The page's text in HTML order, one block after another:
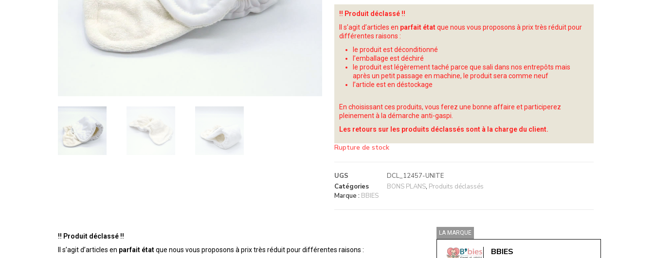
!! Produit déclassé !!
Il s’agit d’articles en parfait état que nous vous proposons à prix très réduit pour
différentes raisons :
le produit est déconditionné
l’emballage est déchiré
le produit est légèrement taché parce que sali dans nos entrepôts mais
après un petit passage en machine, le produit sera comme neuf
l’article est en déstockage
En choisissant ces produits, vous ferez une bonne affaire et participerez
pleinement à la démarche anti-gaspi.
Les retours sur les produits déclassés sont à la charge du client.
Rupture de stock
UGS
DCL_12457-UNITE
Catégories
BONS PLANS, Produits déclassés
Marque : BBIES
!! Produit déclassé !!
Il s’agit d’articles en parfait étatque nous vous proposons à prix très réduit pour différentes raisons :
LA MARQUE
BBIES